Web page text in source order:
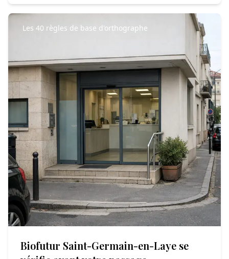
Les 40 règles de base d'orthographe
Biofutur Saint-Germain-en-Laye se